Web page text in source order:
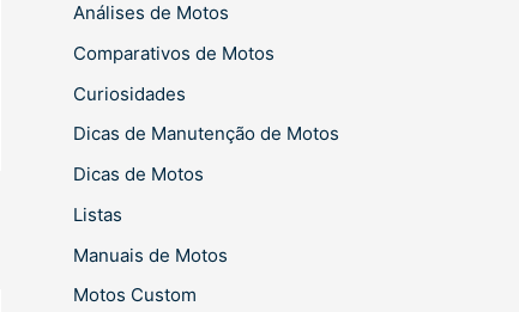
Análises de Motos
Comparativos de Motos
Curiosidades
Dicas de Manutenção de Motos
Dicas de Motos
Listas
Manuais de Motos
Motos Custom